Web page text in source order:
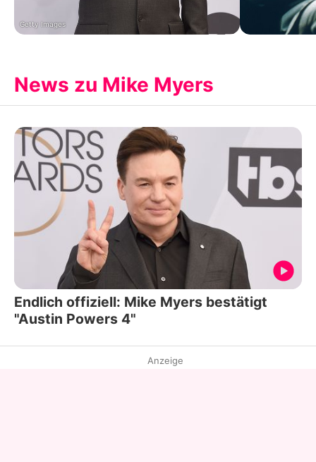
Getty Images
News zu Mike Myers
Endlich offiziell: Mike Myers bestätigt
"Austin Powers 4"
Anzeige